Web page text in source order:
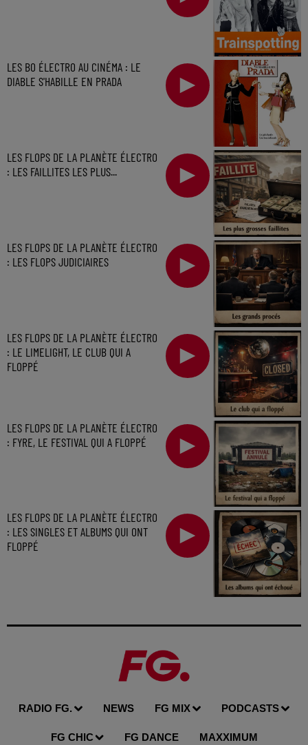
LES BO ÉLECTRO AU CINÉMA : LE
DIABLE S'HABILLE EN PRADA
LES FLOPS DE LA PLANÈTE ÉLECTRO
: LES FAILLITES LES PLUS...
LES FLOPS DE LA PLANÈTE ÉLECTRO
: LES FLOPS JUDICIAIRES
LES FLOPS DE LA PLANÈTE ÉLECTRO
: LE LIMELIGHT, LE CLUB QUI A
FLOPPÉ
LES FLOPS DE LA PLANÈTE ÉLECTRO
: FYRE, LE FESTIVAL QUI A FLOPPÉ
LES FLOPS DE LA PLANÈTE ÉLECTRO
: LES SINGLES ET ALBUMS QUI ONT
FLOPPÉ
RADIO FG. NEWS FG MIX PODCASTS
FG CHIC FG DANCE MAXXIMUM